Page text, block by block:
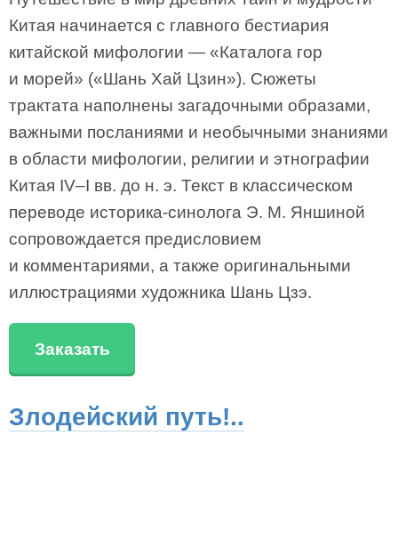
Китая начинается с главного бестиария
китайской мифологии — «Каталога гор
и морей» («Шань Хай Цзин»). Сюжеты
трактата наполнены загадочными образами,
важными посланиями и необычными знаниями
в области мифологии, религии и этнографии
Китая IV–I вв. до н. э. Текст в классическом
переводе историка-синолога Э. М. Яншиной
сопровождается предисловием
и комментариями, а также оригинальными
иллюстрациями художника Шань Цзэ.
Заказать
Злодейский путь!..